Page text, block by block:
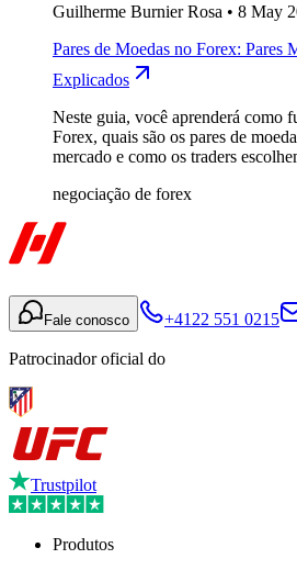
Guilherme Burnier Rosa • 8 May
Pares de Moedas no Forex: Pares
Explicados
Neste guia, você aprenderá como
Forex, quais são os pares de
mercado e como os traders
negociação de forex
Fale conosco +4122 551 0215
Patrocinador oficial do
Trustpilot
Produtos